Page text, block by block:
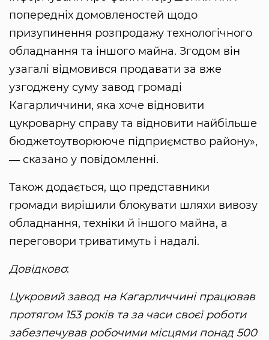
попередніх домовленостей щодо
призупинення розпродажу технологічного
обладнання та іншого майна. Згодом він
узагалі відмовився продавати за вже
узгоджену суму завод громаді
Кагарличчини, яка хоче відновити
цукроварну справу та відновити найбільше
бюджетоутворююче підприємство району»,
― сказано у повідомленні.
Також додається, що представники
громади вирішили блокувати шляхи вивозу
обладнання, техніки й іншого майна, а
переговори триватимуть і надалі.
Довідково:
Цукровий завод на Кагарличчині працював
протягом 153 років та за часи своєї роботи
забезпечував робочими місцями понад 500